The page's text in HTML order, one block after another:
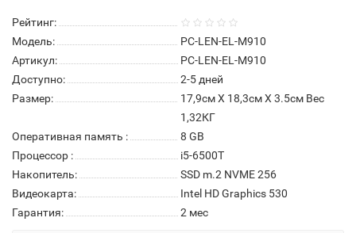
Рейтинг:
Модель:
PC-LEN-EL-M910
Артикул:
PC-LEN-EL-M910
Доступно:
2-5 дней
Размер:
17,9см X 18,3см X 3.5см Вес
1,32КГ
Оперативная память :
8 GB
Процессор :
i5-6500T
Накопитель:
SSD m.2 NVME 256
Видеокарта:
Intel HD Graphics 530
Гарантия:
2 мес